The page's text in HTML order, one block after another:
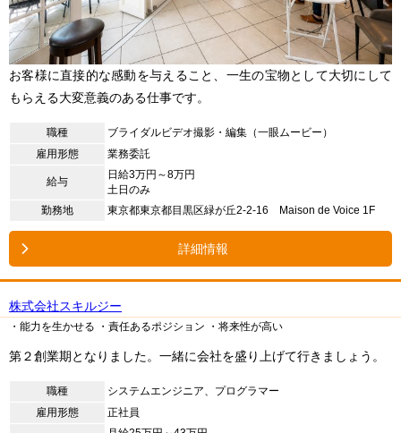
お客様に直接的な感動を与えること、一生の宝物として大切にして
もらえる大変意義のある仕事です。
職種
ブライダルビデオ撮影・編集（一眼ムービー）
雇用形態
業務委託
給与
日給3万円～8万円
土日のみ
勤務地
東京都東京都目黒区緑が丘2-2-16 Maison de Voice 1F
詳細情報
株式会社スキルジー
・能力を生かせる ・責任あるポジション ・将来性が高い
第２創業期となりました。一緒に会社を盛り上げて行きましょう。
職種
システムエンジニア、プログラマー
雇用形態
正社員